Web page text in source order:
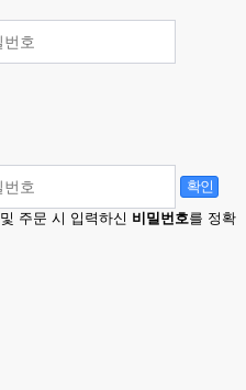
확인
및 주문 시 입력하신 비밀번호를 정확